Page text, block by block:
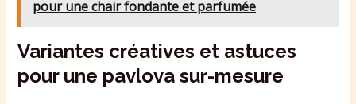
pour une chair fondante et parfumée
Variantes créatives et astuces
pour une pavlova sur-mesure